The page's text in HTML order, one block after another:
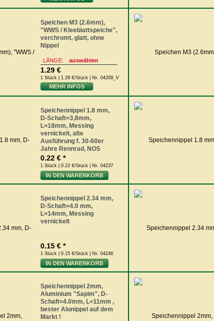
Speichen M3 (2.6mm),
"WWS / Kleeblattspeiche",
verchromt, glatt, ohne
Nippel
LÄNGE: auswählen
1.29 €
1 Stück | 1.29 €/Stück | Nr. 04209_V
MEHR INFOS
Speichennippel 1.8 mm,
D-Schaft=3,8mm,
L=18mm, Messing
vernickelt, alte
Ausführung f. 30-60er
Jahre Rennrad, NOS
0.22 € *
1 Stück | 0.22 €/Stück | Nr. 04237
IN DEN WARENKORB
Speichennippel 2.34 mm,
D-Schaft=4.0 mm,
L=14mm, Messing
vernickelt
0.15 € *
1 Stück | 0.15 €/Stück | Nr. 04246
IN DEN WARENKORB
Speichennippel 2mm,
Aluminium "Sapim", D-
Schaft=4.0mm, L=11mm ,
bester Alunippel auf dem
Markt !